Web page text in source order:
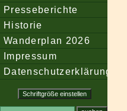
Presseberichte
Historie
Wanderplan 2026
Impressum
Datenschutzerklärung